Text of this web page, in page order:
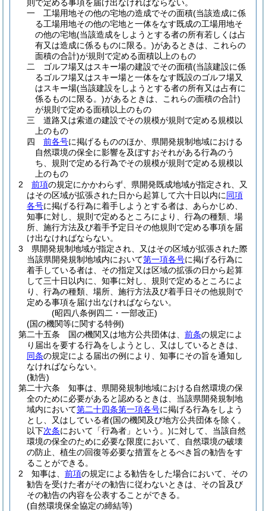
則で定める事項を届け出なければならない。
一
工場用地その他の宅地の造成でその面積(当該造成に係
る工場用地その他の宅地と一体をなす既成の工場用地そ
の他の宅地(当該造成をしようとする者の所有若しくは占
有又は造成に係るものに限る。)があるときは、これらの
面積の合計)が規則で定める面積以上のもの
二
ゴルフ場又はスキー場の建設でその面積(当該建設に係
るゴルフ場又はスキー場と一体をなす既設のゴルフ場又
はスキー場(当該建設をしようとする者の所有又は占有に
係るものに限る。)があるときは、これらの面積の合計)
が規則で定める面積以上のもの
三
道路又は索道の建設でその規模が規則で定める規模以
上のもの
四
前各号に掲げるもののほか、県開発規制地域における
自然環境の保全に影響を及ぼすおそれがある行為のう
ち、規則で定める行為でその規模が規則で定める規模以
上のもの
2
前項の規定にかかわらず、県開発既成地域が指定され、又
はその区域が拡張された日から起算して六十日以内に同項
各号に掲げる行為に着手しようとする者は、あらかじめ、
知事に対し、規則で定めるところにより、行為の種類、場
所、施行方法及び着手予定日その他規則で定める事項を届
け出なければならない。
3
県開発規制地域が指定され、又はその区域が拡張された際
当該県開発規制地域内において第一項各号に掲げる行為に
着手している者は、その指定又は区域の拡張の日から起算
して三十日以内に、知事に対し、規則で定めるところによ
り、行為の種類、場所、施行方法及び着手日その他規則で
定める事項を届け出なければならない。
(昭四八条例四二・一部改正)
(国の機関等に関する特例)
第二十五条
国の機関又は地方公共団体は、 前条の規定によ
り届出を要する行為をしようとし、又はしているときは、
同条の規定による届出の例により、知事にその旨を通知し
なければならない。
(勧告)
第二十六条
知事は、県開発規制地域における自然環境の保
全のために必要があると認めるときは、当該県開発規制地
域内において第二十四条第一項各号に掲げる行為をしよう
とし、又はしている者(国の機関及び地方公共団体を除く。
以下次条において「行為者」という。)に対して、当該自然
環境の保全のために必要な限度において、自然環境の破壊
の防止、植生の回復等必要な措置をとるべき旨の勧告をす
ることができる。
2
知事は、 前項の規定による勧告をした場合において、その
勧告を受けた者がその勧告に従わないときは、その旨及び
その勧告の内容を公表することができる。
(自然環境保全協定の締結等)